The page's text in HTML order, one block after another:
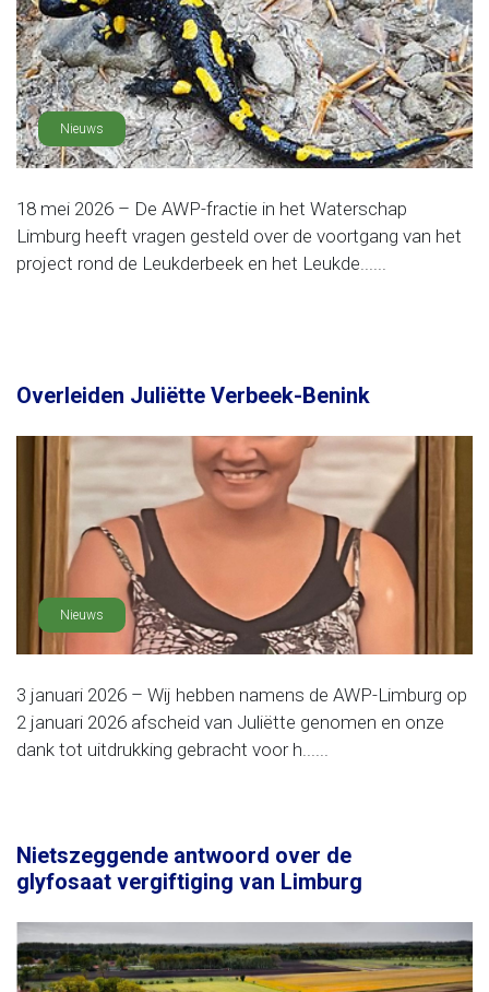
Nieuws
18 mei 2026 – De AWP-fractie in het Waterschap
Limburg heeft vragen gesteld over de voortgang van het
project rond de Leukderbeek en het Leukde......
Overleiden Juliëtte Verbeek-Benink
Nieuws
3 januari 2026 – Wij hebben namens de AWP-Limburg op
2 januari 2026 afscheid van Juliëtte genomen en onze
dank tot uitdrukking gebracht voor h......
Nietszeggende antwoord over de
glyfosaat vergiftiging van Limburg